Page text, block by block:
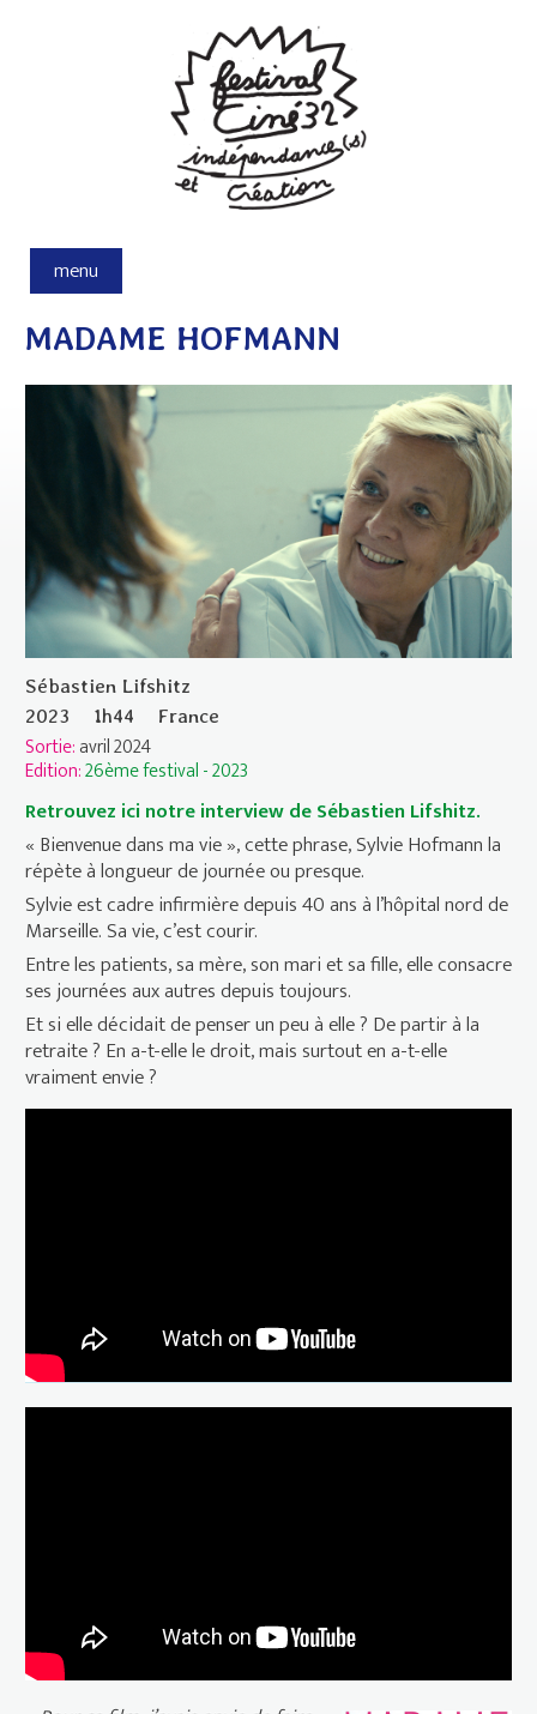
menu
MADAME HOFMANN
Sébastien Lifshitz
2023
1h44 France
Sortie:avril 2024
Edition:26ème festival - 2023
Retrouvez ici notre interview de Sébastien Lifshitz.
« Bienvenue dans ma vie », cette phrase, Sylvie Hofmann la
répète à longueur de journée ou presque.
Sylvie est cadre infirmière depuis 40 ans à l’hôpital nord de
Marseille. Sa vie, c’est courir.
Entre les patients, sa mère, son mari et sa fille, elle consacre
ses journées aux autres depuis toujours.
Et si elle décidait de penser un peu à elle ? De partir à la
retraite ? En a-t-elle le droit, mais surtout en a-t-elle
vraiment envie ?